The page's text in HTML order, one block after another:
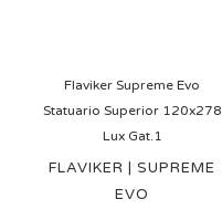
Flaviker Supreme Evo
Statuario Superior 120x278
Lux Gat.1
FLAVIKER | SUPREME
EVO